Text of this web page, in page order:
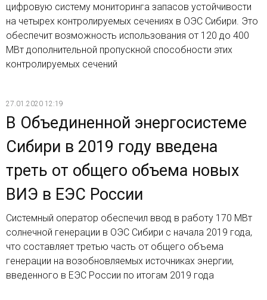
цифровую систему мониторинга запасов устойчивости
на четырех контролируемых сечениях в ОЭС Сибири. Это
обеспечит возможность использования от 120 до 400
МВт дополнительной пропускной способности этих
контролируемых сечений
27.01.2020 12:19
В Объединенной энергосистеме
Сибири в 2019 году введена
треть от общего объема новых
ВИЭ в ЕЭС России
Системный оператор обеспечил ввод в работу 170 МВт
солнечной генерации в ОЭС Сибири с начала 2019 года,
что составляет третью часть от общего объема
генерации на возобновляемых источниках энергии,
введенного в ЕЭС России по итогам 2019 года